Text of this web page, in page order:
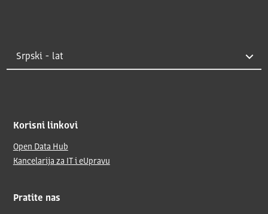
Korisni linkovi
Open Data Hub
Kancelarija za IT i eUpravu
Pratite nas